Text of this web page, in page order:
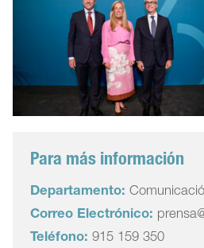
Para más información
Departamento:
Correo Electrónico:
Teléfono: 915 159 350